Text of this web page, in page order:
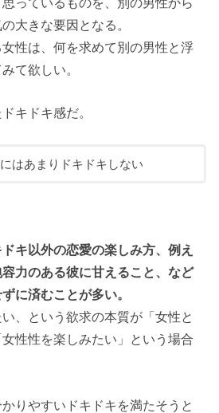
大きな要因となる。
性は、何を求めて別の男性と浮
て欲しい。
キドキ感だ。
はあまりドキドキしない
キ以外の恋愛の楽しみ方、例え
力のある彼に甘えること、など
に済むことが多い。
、という欲求の本質が「女性と
性性を楽しみたい」という場合
りやすいドキドキを満たそうと